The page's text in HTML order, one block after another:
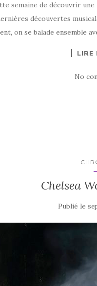
semaine de découvrir
découvertes
on se balade ensemble
LIRE
No
Chelsea
Publié le